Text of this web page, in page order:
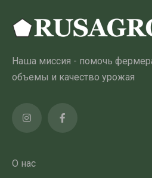
можно
выбрать
странице
товара
Наша миссия - помочь
объемы и качество урожая
О нас